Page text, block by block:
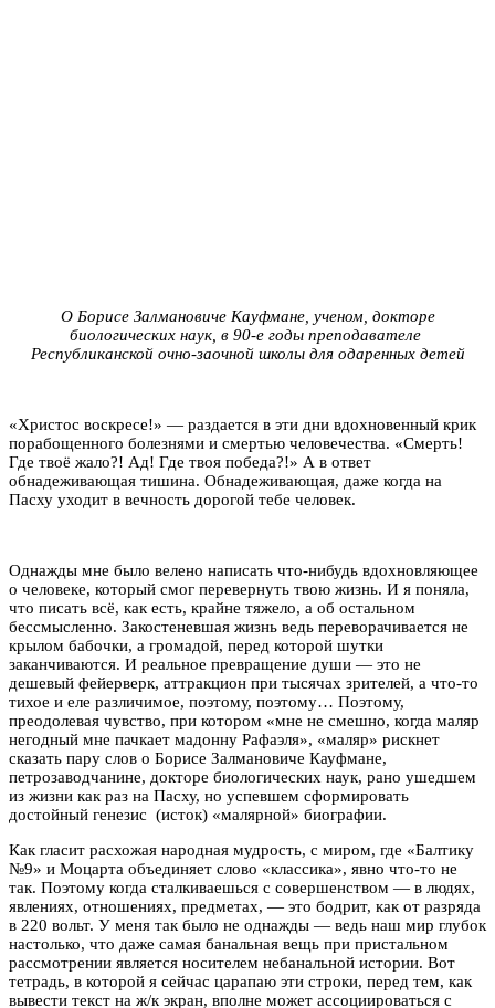
О Борисе Залмановиче Кауфмане, ученом, докторе
биологических наук, в 90-е годы преподавателе
Республиканской очно-заочной школы для одаренных детей
«Христос воскресе!» — раздается в эти дни вдохновенный крик
порабощенного болезнями и смертью человечества. «Смерть!
Где твоё жало?! Ад! Где твоя победа?!» А в ответ
обнадеживающая тишина. Обнадеживающая, даже когда на
Пасху уходит в вечность дорогой тебе человек.
Однажды мне было велено написать что-нибудь вдохновляющее
о человеке, который смог перевернуть твою жизнь. И я поняла,
что писать всё, как есть, крайне тяжело, а об остальном
бессмысленно. Закостеневшая жизнь ведь переворачивается не
крылом бабочки, а громадой, перед которой шутки
заканчиваются. И реальное превращение души — это не
дешевый фейерверк, аттракцион при тысячах зрителей, а что-то
тихое и еле различимое, поэтому, поэтому… Поэтому,
преодолевая чувство, при котором «мне не смешно, когда маляр
негодный мне пачкает мадонну Рафаэля», «маляр» рискнет
сказать пару слов о Борисе Залмановиче Кауфмане,
петрозаводчанине, докторе биологических наук, рано ушедшем
из жизни как раз на Пасху, но успевшем сформировать
достойный генезис (исток) «малярной» биографии.
Как гласит расхожая народная мудрость, с миром, где «Балтику
№9» и Моцарта объединяет слово «классика», явно что-то не
так. Поэтому когда сталкиваешься с совершенством — в людях,
явлениях, отношениях, предметах, — это бодрит, как от разряда
в 220 вольт. У меня так было не однажды — ведь наш мир глубок
настолько, что даже самая банальная вещь при пристальном
рассмотрении является носителем небанальной истории. Вот
тетрадь, в которой я сейчас царапаю эти строки, перед тем, как
вывести текст на ж/к экран, вполне может ассоциироваться с